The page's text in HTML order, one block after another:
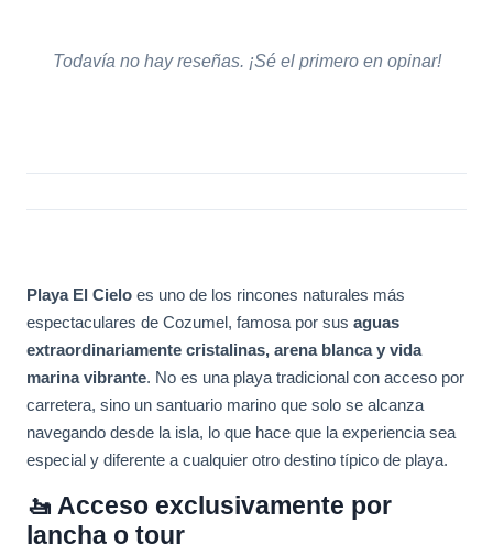
Todavía no hay reseñas. ¡Sé el primero en opinar!
Playa El Cielo es uno de los rincones naturales más
espectaculares de Cozumel, famosa por sus aguas
extraordinariamente cristalinas, arena blanca y vida
marina vibrante. No es una playa tradicional con acceso por
carretera, sino un santuario marino que solo se alcanza
navegando desde la isla, lo que hace que la experiencia sea
especial y diferente a cualquier otro destino típico de playa.
🚤 Acceso exclusivamente por
lancha o tour